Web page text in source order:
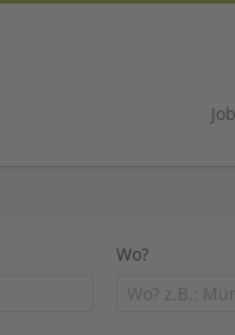
Wo?